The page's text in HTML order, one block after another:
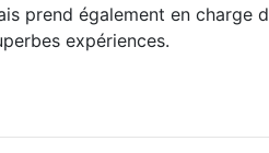
prend également en charge
expériences.